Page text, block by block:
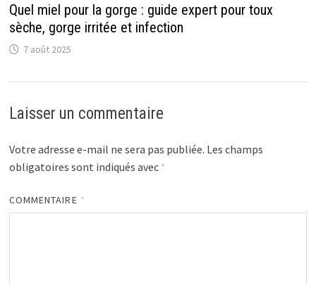
Quel miel pour la gorge : guide expert pour toux
sèche, gorge irritée et infection
7 août 2025
Laisser un commentaire
Votre adresse e-mail ne sera pas publiée. Les champs
obligatoires sont indiqués avec *
COMMENTAIRE *